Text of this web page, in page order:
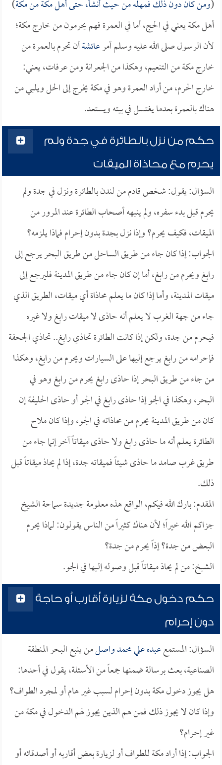
(ومن كان دون ذلك فمهله من حيث أنشأ، حتى أهل مكة من مكة)
أهل مكة يعني في الحج، أما في العمرة فهم يحرمون من خارج مكة؛
لأن الرسول صلى الله عليه وسلم أمرعائشةأن تحرم بالعمرة من
خارج مكة من التنعيم، وهكذا من الجعرانة ومن عرفات، يعني:
خارج الحرم، من أراد العمرة وهو في مكة يخرج إلى الحل ويلبي من
هناك بالعمرة بعدما يغتسل في بيته ويستعد.
حكم من نزل بالطائرة في جدة ولم
يحرم مع محاذاة الميقات
السؤال: يقول: شخص قادم من لندن بالطائرة ونزل في جدة ولم
يحرم قبل بدء سفره، ولم ينبهه أصحاب الطائرة عند المرور من
الميقات، فكيف يحرم؟ وإذا نزل بجدة بدون إحرام فماذا يلزمه؟
الجواب: إذا كان جاء من طريق الساحل من طريق البحر يرجع إلى
رابغ ويحرم من رابغ، أما إن كان جاء من طريق المدينة فليرجع إلى
ميقات المدينة، وأما إذا كان ما يعلم محاذاة أي ميقات، الطريق الذي
جاء من جهة الغرب لا يعلم أنه حاذى لا ميقات رابغ ولا غيره
فيحرم من جدة، ولكن إذا كانت الطائرة تحاذي رابغ.. تحاذي الجحفة
فإحرامه من رابغ يرجع إليها على السيارات ويحرم من رابغ، وهكذا
من جاء من طريق البحر إذا حاذى رابغ يحرم من رابغ وهو في
البحر، وهكذا في الجو إذا حاذى رابغ في الجو أو حاذى الحليفة إن
كان من طريق المدينة يحرم من محاذاته في الجو، وإذا كان ملاح
الطائرة يعلم أنه ما حاذى رابغ ولا حاذى ميقاتاً آخر إنما جاء من
طريق غرب صامد ما حاذى شيئاً فميقاته جدة، إذا لم يحاذ ميقاتاً قبل
ذلك.
المقدم: بارك الله فيكم، الواقع هذه معلومة جديدة سماحة الشيخ
جزاكم الله خيراً؛ لأن هناك كثيراً من الناس يقولون: لماذا يحرم
البعض من جدة؟ إذاً يحرم من جدة؟
الشيخ: من لم يحاذ ميقاتاً قبل وصوله إليها في الجو.
حكم دخول مكة لزيارة أقارب أو حاجة
دون إحرام
السؤال: المستمععبده علي محمد واصلمن ينبع البحر المنطقة
الصناعية، بعث برسالة ضمنها جمعاً من الأسئلة، يقول في أحدها:
هل يجوز دخول مكة بدون إحرام لسبب غير هام أو لمجرد الطواف؟
وإذا كان لا يجوز ذلك فمن هم الذين يجوز لهم الدخول في مكة من
غير إحرام؟
الجواب: إذا أراد مكة للطواف أو لزيارة بعض أقاربه أو أصدقائه أو